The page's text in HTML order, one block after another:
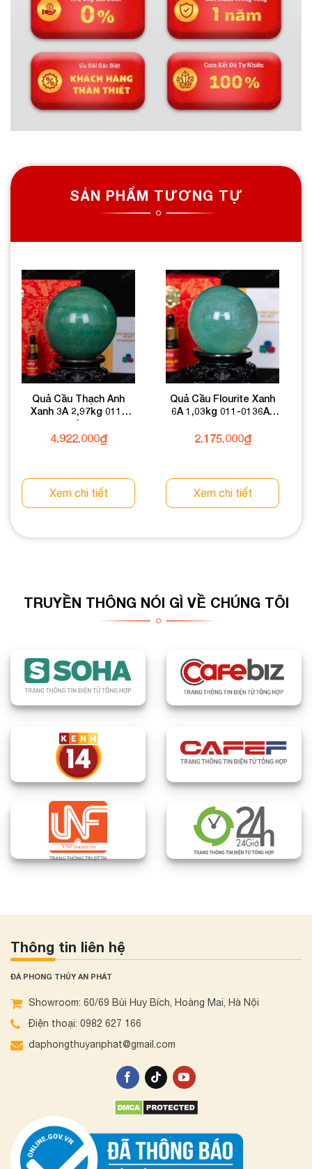
SẢN PHẨM TƯƠNG TỰ
Quả Cầu Thạch Anh
Xanh 3A 2,97kg 011-
0933A-2,97
4.922.000₫
Xem chi tiết
Quả Cầu Flourite Xanh
6A 1,03kg 011-0136A-
2.175.000₫
Xem chi tiết
TRUYỀN THÔNG NÓI GÌ VỀ CHÚNG TÔI
Thông tin liên hệ
ĐÁ PHONG THỦY AN PHÁT
Showroom: 60/69 Bùi Huy Bích, Hoàng Mai, Hà Nội
Điện thoại: 0982 627 166
daphongthuyanphat@gmail.com